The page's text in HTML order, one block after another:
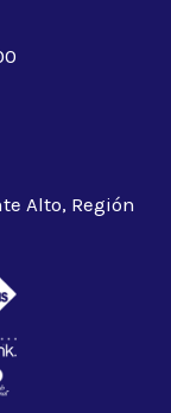
Alto, Región